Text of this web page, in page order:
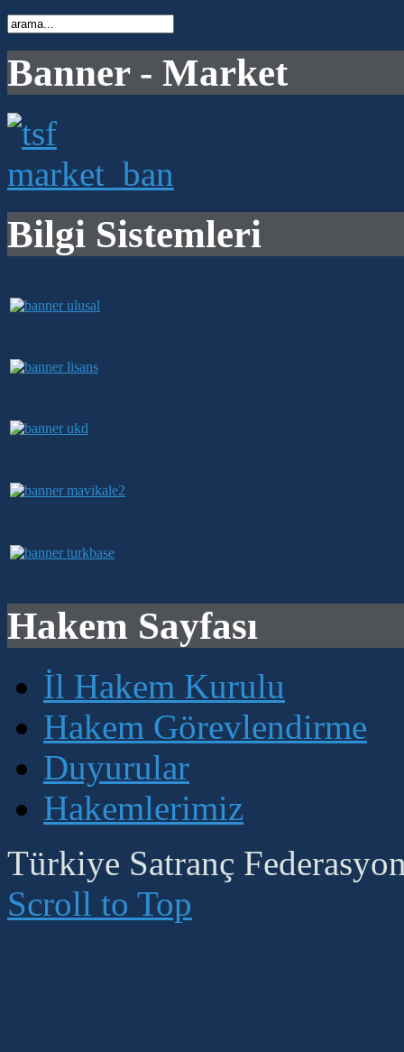
Banner - Market
Bilgi Sistemleri
Hakem Sayfası
İl Hakem Kurulu
Hakem Görevlendirme
Duyurular
Hakemlerimiz
Türkiye Satranç
Scroll to Top